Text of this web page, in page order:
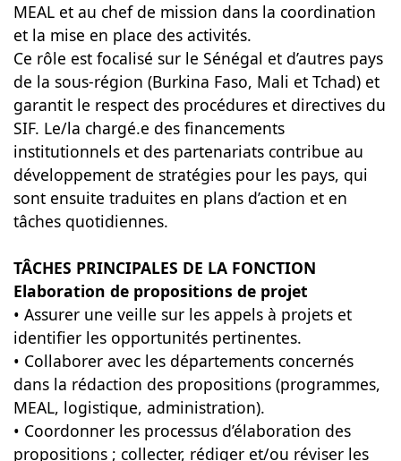
MEAL et au chef de mission dans la coordination
et la mise en place des activités.
Ce rôle est focalisé sur le Sénégal et d’autres pays
de la sous-région (Burkina Faso, Mali et Tchad) et
garantit le respect des procédures et directives du
SIF. Le/la chargé.e des financements
institutionnels et des partenariats contribue au
développement de stratégies pour les pays, qui
sont ensuite traduites en plans d’action et en
tâches quotidiennes.
TÂCHES PRINCIPALES DE LA FONCTION
Elaboration de propositions de projet
• Assurer une veille sur les appels à projets et
identifier les opportunités pertinentes.
• Collaborer avec les départements concernés
dans la rédaction des propositions (programmes,
MEAL, logistique, administration).
• Coordonner les processus d’élaboration des
propositions ; collecter, rédiger et/ou réviser les